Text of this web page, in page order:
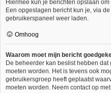
Hiermee kun je berichten opslaan
Een opgeslagen bericht kun je, via
gebruikerspaneel weer laden.
Omhoog
Waarom moet mijn bericht
De beheerder kan beslist hebben
moeten worden. Het is tevens ook
gebruikersgroep heeft geplaatst
moeten worden. Neem contact op